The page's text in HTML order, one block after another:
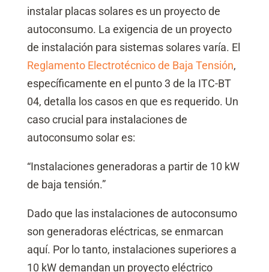
instalar placas solares es un proyecto de
autoconsumo. La exigencia de un proyecto
de instalación para sistemas solares varía. El
Reglamento Electrotécnico de Baja Tensión,
específicamente en el punto 3 de la ITC-BT
04, detalla los casos en que es requerido. Un
caso crucial para instalaciones de
autoconsumo solar es:
“Instalaciones generadoras a partir de 10 kW
de baja tensión.”
Dado que las instalaciones de autoconsumo
son generadoras eléctricas, se enmarcan
aquí. Por lo tanto, instalaciones superiores a
10 kW demandan un proyecto eléctrico